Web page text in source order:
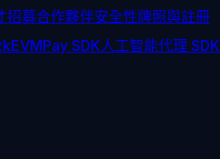
招募合作夥伴安全性牌照與註冊
Pay SDK人工智能代理 SDK